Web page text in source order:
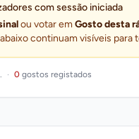
com sessão iniciada
ou votar emGosto desta
continuam visíveis para
· 0 gostos registados